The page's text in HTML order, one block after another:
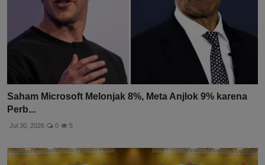
Saham Microsoft Melonjak 8%, Meta Anjlok 9% karena
Perb...
Jul 30, 2026 0 5